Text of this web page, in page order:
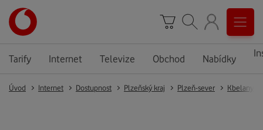
Tarify Internet Televize Obchod Nabídky
Úvod Internet Dostupnost Plzeňský kraj Plzeň-sever Kbelany